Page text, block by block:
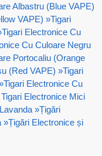
Albastru (Blue VAPE)
VAPE) »Tigari
Tigari Electronice Cu
Cu Culoare Negru
Portocaliu (Orange
(Red VAPE) »Tigari
Tigari Electronice Cu
Electronice Mici
»Țigări
»Țigări Electronice și